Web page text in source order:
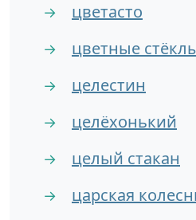
→ цветасто
→ цветные
→ целестин
→ целёхонький
→ целый стакан
→ царская